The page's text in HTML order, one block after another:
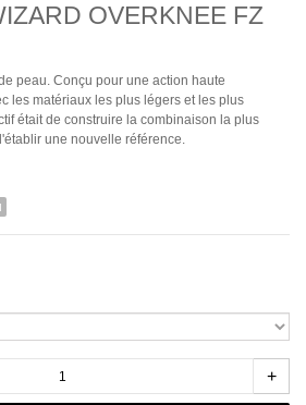
OVERKNEE FZ
peau. Conçu pour une action haute
les matériaux les plus légers et les plus
était de construire la combinaison la plus
une nouvelle référence.
+